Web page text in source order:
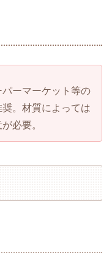
ーマーケット等の
。材質によっては
必要。